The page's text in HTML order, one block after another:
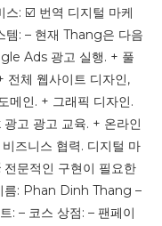
스: ☑️ 번역 디지털 마케
템: – 현재 Thang은 다음
Ads 광고 실행. + 풀
체 웹사이트 디자인,
메인. + 그래픽 디자인.
고 광고 교육. + 온라인
즈니스 협력. 디지털 마
문적인 구현이 필요한
: Phan Dinh Thang –
: – 코스 상점: – 팬페이